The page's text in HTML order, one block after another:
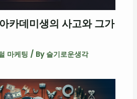
카데미생의 사고와 그가
마케팅 / By 슬기로운생각